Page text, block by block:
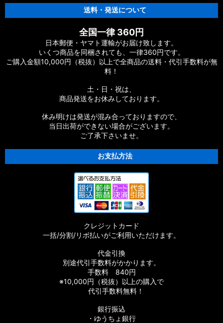
【シマノ】18アンタレス DC MD XG［ANTARES］純正パーツ
リスト
【シマノ】16アンタレス DC［ANTARES］純正パーツリスト
【シマノ】12アンタレス［ANTARES］純正パーツリスト
【シマノ】03-06アンタレス AR/DC/DC7［ANTARES］純正パ
【シマノ】21SLX BFS［SLX］純正パーツリスト
【シマノ】21-22カルカッタコンクエスト
【シマノ】18バンタム MGL［BANTAM MGL］純正パーツリス
【シマノ】21オシアジガー［OCEA JIGGER］純正パーツリス
【シマノ】20SLX DC［SLX］純正パーツリスト
【シマノ】19SLX MGL［SLX］純正パーツリスト
【シマノ】19-20オシアコンクエスト リミテッド［OCEA
CONQUEST］純正パーツリスト
送料・発送について
全国一律 360円
日本郵便・ヤマト運輸がお届け致します。
いくつ商品を同梱されても、一律360円です。
ご購入金額10,000円（税抜）以上で全商品の送料・代引手数料が無
料！
土・日・祝は、
商品発送をお休みしております。
休み明けは発送が混み合っておりますので、
当日出荷ができない場合がございます。
ご了承下さいませ。
お支払方法
クレジットカード
一括/分割/リボ払いがご利用いただけます。
代金引換
別途代引手数料がかかります。
手数料 840円
※10,000円（税抜）以上の購入で
代引手数料無料！
銀行振込
・ゆうちょ銀行